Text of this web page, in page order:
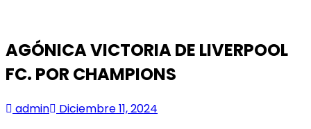
AGÓNICA VICTORIA DE LIVERPOOL
FC. POR CHAMPIONS
admin
Diciembre 11, 2024